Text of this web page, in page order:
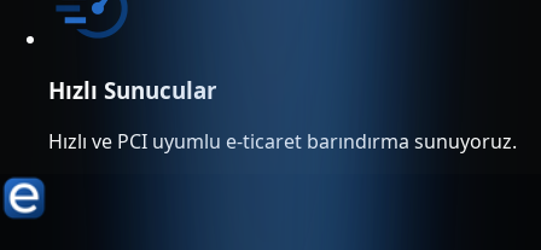
Hızlı Sunucular
Hızlı ve PCI uyumlu e-ticaret barındırma sunuyoruz.